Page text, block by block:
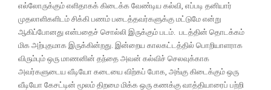
எல்லோருக்கும் எளிதாகக் கிடைக்க வேண்டிய கல்வி, எப்படி தனியார்
முதலாளிகளிடம் சிக்கி பணம் படைத்தவர்களுக்கு மட்டுமே என்று
ஆகிப்போனது என்பதைச் சொல்லி இருக்கும் படம். படத்தின் தொடக்கம்
மிக அற்புதமாக இருக்கின்றது. இன்றைய காலகட்டத்தில் பொறியாளராக
விரும்பும் ஒரு மாணனின் தந்தை அவன் கல்விச் செலவுக்காக
அவர்களுடைய வீடியோ கடையை விற்கப் போக, அங்கு கிடைக்கும் ஒரு
வீடியோ கேசட்டின் மூலம் திறமை மிக்க ஒரு கணக்கு வாத்தியாரைப் பற்றி